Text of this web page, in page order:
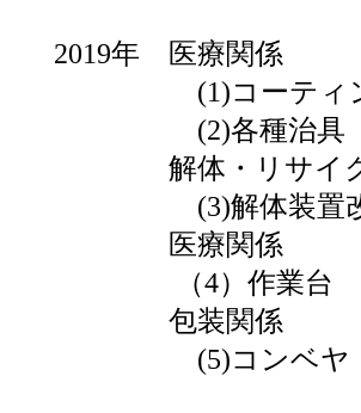
2019年 医療関係
(1)コーティン
(2)各種治具
解体・リサイク
(3)解体装置
医療関係
（4）作業台
包装関係
(5)コンベヤ